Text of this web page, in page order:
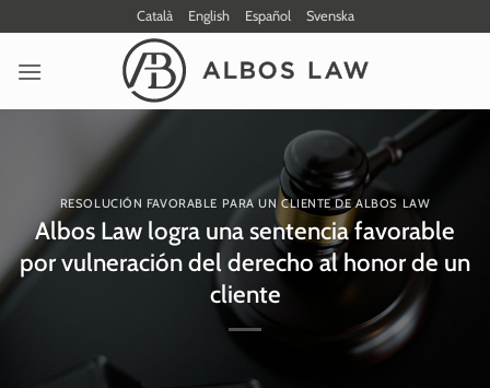
al
contenido
Català English Español Svenska
RESOLUCIÓN FAVORABLE PARA UN CLIENTE DE ALBOS LAW
Albos Law logra una sentencia favorable
por vulneración del derecho al honor de un
cliente